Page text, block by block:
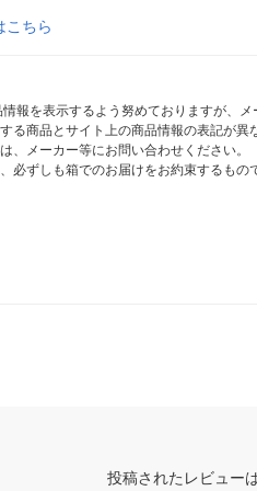
こちら
報を表示するよう努めておりますが、
る商品とサイト上の商品情報の表記が
、メーカー等にお問い合わせください。
必ずしも箱でのお届けをお約束するも
投稿されたレビュー